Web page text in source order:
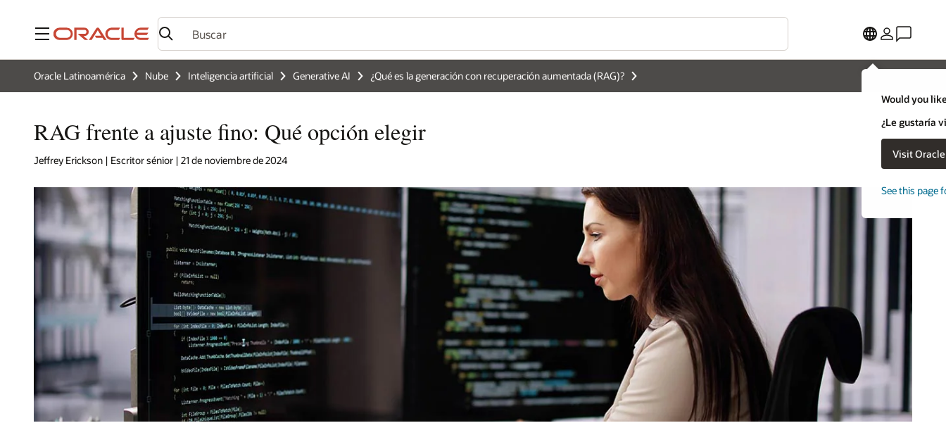
Menú
Would you
¿Le gustaría
Visit
See this page
Oracle Latinoamérica Nube Inteligencia artificial Generative AI ¿Qué es la generación con recuperación aumentada (RAG)?
RAG frente a ajuste fino: Qué opción elegir
Jeffrey Erickson | Escritor sénior | 21 de noviembre de 2024